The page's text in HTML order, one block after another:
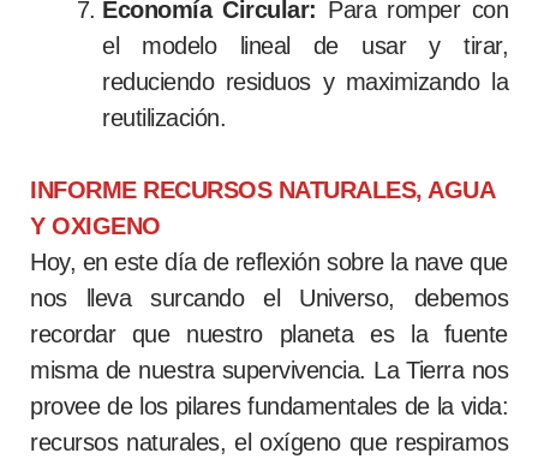
Economía Circular: Para romper con
el modelo lineal de usar y tirar,
reduciendo residuos y maximizando la
reutilización.
INFORME RECURSOS NATURALES, AGUA
Y OXIGENO
Hoy, en este día de reflexión sobre la nave que
nos lleva surcando el Universo, debemos
recordar que nuestro planeta es la fuente
misma de nuestra supervivencia. La Tierra nos
provee de los pilares fundamentales de la vida:
recursos naturales, el oxígeno que respiramos